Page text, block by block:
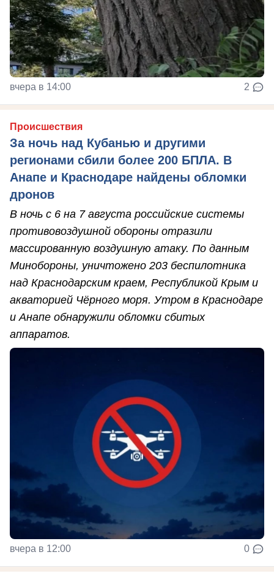
вчера в 14:00 2
Происшествия
За ночь над Кубанью и другими
регионами сбили более 200 БПЛА. В
Анапе и Краснодаре найдены обломки
дронов
В ночь с 6 на 7 августа российские системы
противовоздушной обороны отразили
массированную воздушную атаку. По данным
Минобороны, уничтожено 203 беспилотника
над Краснодарским краем, Республикой Крым и
акваторией Чёрного моря. Утром в Краснодаре
и Анапе обнаружили обломки сбитых
аппаратов.
вчера в 12:00 0